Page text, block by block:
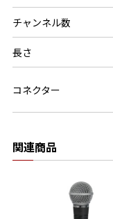
チャンネル数
長さ
コネクター
関連商品